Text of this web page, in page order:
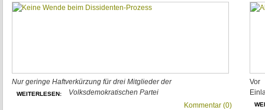
Nur geringe Haftverkürzung für drei Mitglieder der
Volksdemokratischen Partei
WEITERLESEN:
Kommentar (0)
Vor